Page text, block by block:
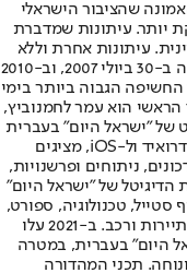
שהציבור הישראלי
יותר. עיתונות שמדברת
עיתונות אחרת וללא
תשלום. המהדורה המודפסת הראשונה פורסמה ב-30 ביולי 2007, וב-2010
החשיפה הגבוה ביותר בימי
הראשי הוא עמר לחמנוביץ,
של "ישראל היום" בעברית
ובאנגלית, כמו כן היישומונים (אפליקציות) לאנדרואיד ול-iOS, מציגים
ניתוחים ופרשנויות,
הדיגיטל של "ישראל היום"
סטייל, טכנולוגיה, ספורט,
כלכלה וצרכנות, בריאות, חיילים, אוכל, יהדות, תיירות ורכב. ב-2021 עלו
היום" בעברית, במטרה
תכני המהדורה